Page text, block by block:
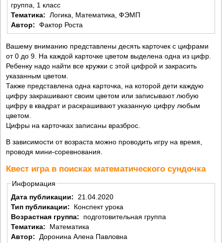
группа, 1 класс
Тематика: Логика, Математика, ФЭМП
Автор: Фактор Роста
Вашему вниманию представлены десять карточек с цифрами
от 0 до 9. На каждой карточке цветом выделена одна из цифр.
Ребенку надо найти все кружки с этой цифрой и закрасить
указанным цветом.
Также представлена одна карточка, на которой дети каждую
цифру закрашивают своим цветом или записывают любую
цифру в квадрат и раскрашивают указанную цифру любым
цветом.
Цифры на карточках записаны вразброс.
В зависимости от возраста можно проводить игру на время,
проводя мини-соревнования.
Квест игра в поисках математического сундочка
Информация
Дата публикации:
21.04.2020
Тип публикации:
Конспект урока
Возрастная группа:
подготовительная группа
Тематика:
Математика
Автор:
Доронина Алена Павловна